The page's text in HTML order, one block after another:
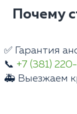
Почему
✅ Гарантия
📞 +7 (381)
🚑 Выезжаем